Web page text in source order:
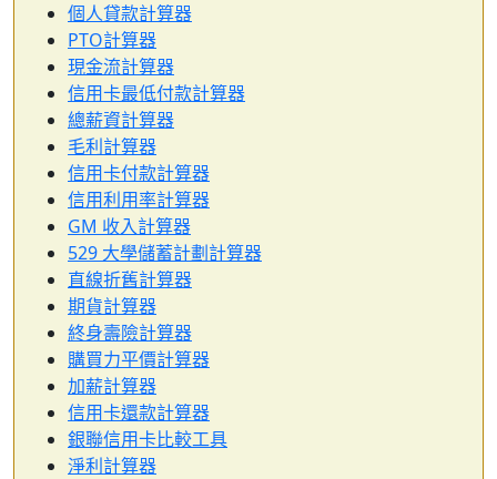
個人貸款計算器
PTO計算器
現金流計算器
信用卡最低付款計算器
總薪資計算器
毛利計算器
信用卡付款計算器
信用利用率計算器
GM 收入計算器
529 大學儲蓄計劃計算器
直線折舊計算器
期貨計算器
終身壽險計算器
購買力平價計算器
加薪計算器
信用卡還款計算器
銀聯信用卡比較工具
淨利計算器